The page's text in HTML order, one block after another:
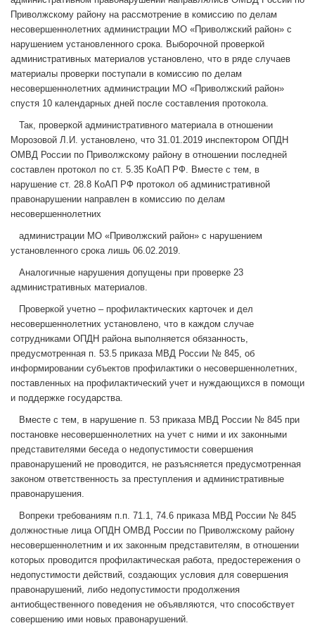
Приволжскому району на рассмотрение в комиссию по делам
несовершеннолетних администрации МО «Приволжский район» с
нарушением установленного срока. Выборочной проверкой
административных материалов установлено, что в ряде случаев
материалы проверки поступали в комиссию по делам
несовершеннолетних администрации МО «Приволжский район»
спустя 10 календарных дней после составления протокола.
Так, проверкой административного материала в отношении
Морозовой Л.И. установлено, что 31.01.2019 инспектором ОПДН
ОМВД России по Приволжскому району в отношении последней
составлен протокол по ст. 5.35 КоАП РФ. Вместе с тем, в
нарушение ст. 28.8 КоАП РФ протокол об административной
правонарушении направлен в комиссию по делам
несовершеннолетних
администрации МО «Приволжский район» с нарушением
установленного срока лишь 06.02.2019.
Аналогичные нарушения допущены при проверке 23
административных материалов.
Проверкой учетно – профилактических карточек и дел
несовершеннолетних установлено, что в каждом случае
сотрудниками ОПДН района выполняется обязанность,
предусмотренная п. 53.5 приказа МВД России № 845, об
информировании субъектов профилактики о несовершеннолетних,
поставленных на профилактический учет и нуждающихся в помощи
и поддержке государства.
Вместе с тем, в нарушение п. 53 приказа МВД России № 845 при
постановке несовершеннолетних на учет с ними и их законными
представителями беседа о недопустимости совершения
правонарушений не проводится, не разъясняется предусмотренная
законом ответственность за преступления и административные
правонарушения.
Вопреки требованиям п.п. 71.1, 74.6 приказа МВД России № 845
должностные лица ОПДН ОМВД России по Приволжскому району
несовершеннолетним и их законным представителям, в отношении
которых проводится профилактическая работа, предостережения о
недопустимости действий, создающих условия для совершения
правонарушений, либо недопустимости продолжения
антиобщественного поведения не объявляются, что способствует
совершению ими новых правонарушений.